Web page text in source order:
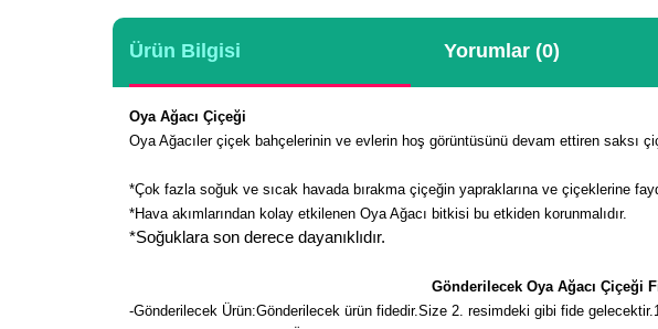
Ürün Bilgisi Yorumlar (0)
Oya Ağacı Çiçeği
Oya Ağacıler çiçek bahçelerinin ve evlerin hoş görüntüsünü devam ettiren saksı
*Çok fazla soğuk ve sıcak havada bırakma çiçeğin yapraklarına ve çiçeklerine
*Hava akımlarından kolay etkilenen Oya Ağacı bitkisi bu etkiden korunmalıdır.
*Soğuklara son derece dayanıklıdır.
Gönderilecek Oya Ağacı
-Gönderilecek Ürün:Gönderilecek ürün fidedir.Size 2. resimdeki gibi fide gelecektir.